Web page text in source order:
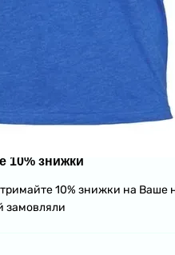
10% знижки
10% знижки на Ваше
замовляли